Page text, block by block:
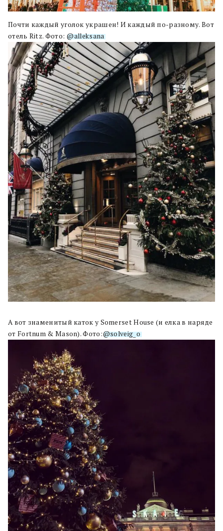
Почти каждый уголок украшен! И каждый по-разному. Вот
отель Ritz. Фото: @alleksana
А вот знаменитый каток у Somerset House (и елка в наряде
от Fortnum & Mason). Фото:@solveig_o